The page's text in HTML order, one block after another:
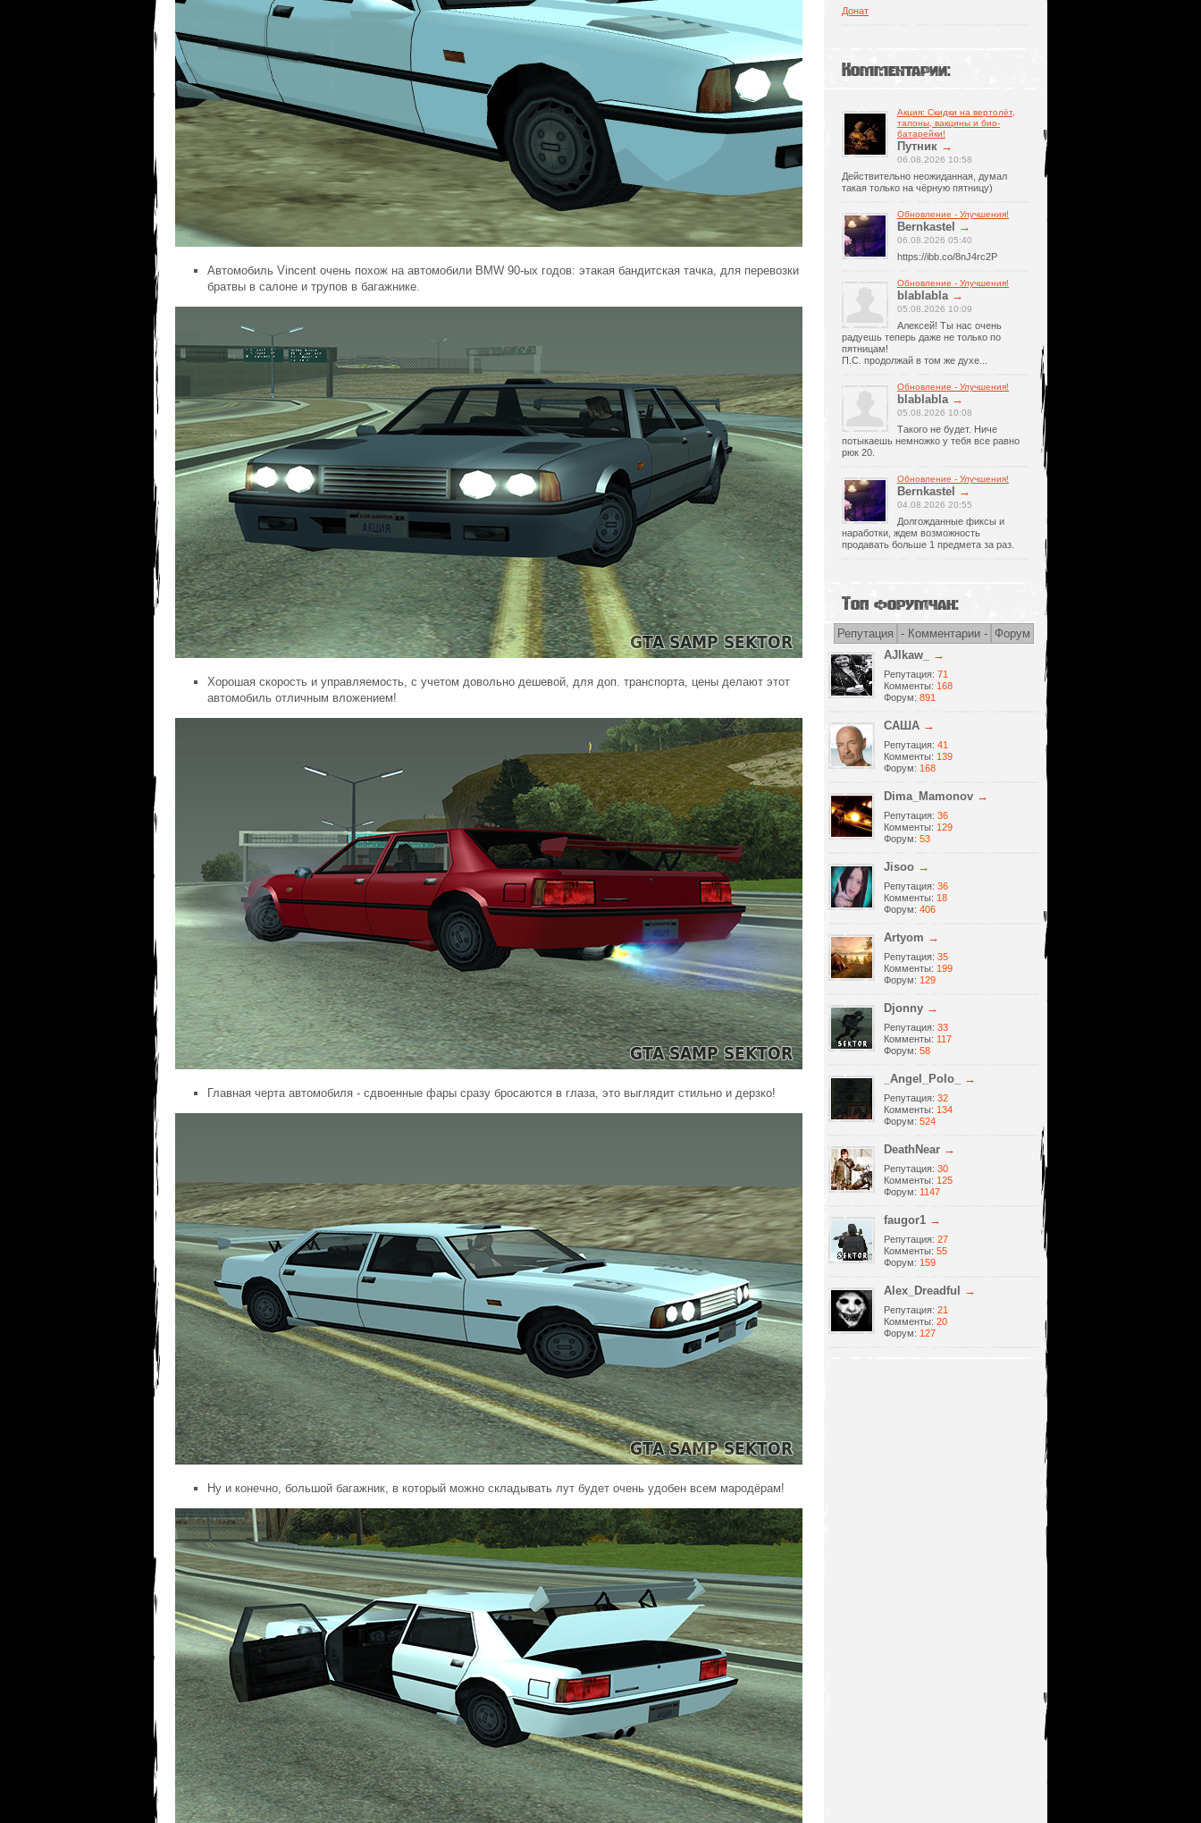
Автомобиль Vincent очень похож на автомобили BMW 90-ых годов: этакая бандитская тачка, для перевозки
братвы в салоне и трупов в багажнике.
Хорошая скорость и управляемость, с учетом довольно дешевой, для доп. транспорта, цены делают этот
автомобиль отличным вложением!
Главная черта автомобиля - сдвоенные фары сразу бросаются в глаза, это выглядит стильно и дерзко!
Ну и конечно, большой багажник, в который можно складывать лут будет очень удобен всем мародёрам!
Донат
Комментарии:
Акция: Скидки на вертолёт,
талоны, вакцины и био-
батарейки!
Путник →
06.08.2026 10:58
Действительно неожиданная, думал
такая только на чёрную пятницу)
Обновление - Улучшения!
Bernkastel →
06.08.2026 05:40
https://ibb.co/8nJ4rc2P
Обновление - Улучшения!
blablabla →
05.08.2026 10:09
Алексей! Ты нас очень
радуешь теперь даже не только по
пятницам!
П.С. продолжай в том же духе...
Обновление - Улучшения!
blablabla →
05.08.2026 10:08
Такого не будет. Ниче
потыкаешь немножко у тебя все равно
рюк 20.
Обновление - Улучшения!
Bernkastel →
04.08.2026 20:55
Долгожданные фиксы и
наработки, ждем возможность
продавать больше 1 предмета за раз.
Топ форумчан:
Репутация - Комментарии - Форум
AJlkaw_
→
Репутация: 71
Комменты: 168
Форум: 891
САША →
Репутация: 41
Комменты: 139
Форум: 168
Dima_Mamonov →
Репутация: 36
Комменты: 129
Форум: 53
Jisoo →
Репутация: 36
Комменты: 18
Форум: 406
Artyom →
Репутация: 35
Комменты: 199
Форум: 129
Djonny →
Репутация: 33
Комменты: 117
Форум: 58
_Angel_Polo_ →
Репутация: 32
Комменты: 134
Форум: 524
DeathNear →
Репутация: 30
Комменты: 125
Форум: 1147
faugor1 →
Репутация: 27
Комменты: 55
Форум: 159
Alеx_Dreadful →
Репутация: 21
Комменты: 20
Форум: 127